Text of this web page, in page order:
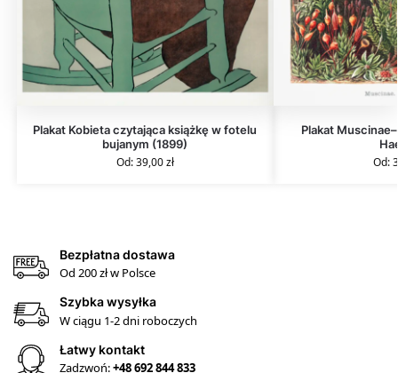
Plakat Kobieta czytająca książkę w fotelu
bujanym (1899)
Od:39,00zł
Plakat
Od:
Bezpłatna dostawa
Od 200 zł w Polsce
Szybka wysyłka
W ciągu 1-2 dni roboczych
Łatwy kontakt
Zadzwoń:+48 692 844 833